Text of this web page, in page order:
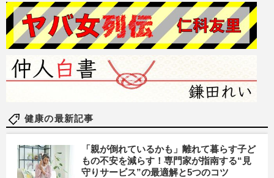
健康の最新記事
「親が倒れているかも」離れて暮らす子ど
もの不安を減らす！専門家が指南する“見
守りサービス”の最適解と5つのコツ